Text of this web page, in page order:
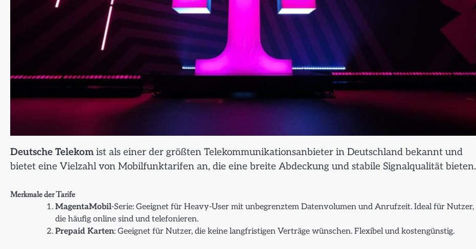
Deutsche Telekomist als einer der größten Telekommunikationsanbieter in Deutschland bekannt und
bietet eine Vielzahl von Mobilfunktarifen an, die eine breite Abdeckung und stabile Signalqualität bieten.
Merkmale der Tarife
MagentaMobil-Serie: Geeignet für Heavy-User mit unbegrenztem Datenvolumen und Anrufzeit. Ideal für Nutzer,
die häufig online sind und telefonieren.
Prepaid Karten: Geeignet für Nutzer, die keine langfristigen Verträge wünschen. Flexibel und kostengünstig.